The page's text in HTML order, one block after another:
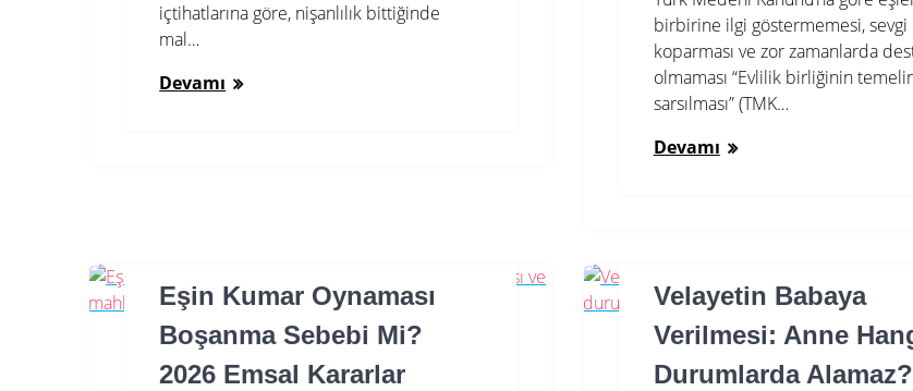
içtihatlarına göre, nişanlılık bittiğinde
mal…
Devamı
birbirine ilgi göstermemesi, sevgi
koparması ve zor zamanlarda
olmaması “Evlilik birliğinin
sarsılması” (TMK…
Devamı
Eşin Kumar Oynaması
Boşanma Sebebi Mi?
2026 Emsal Kararlar
Velayetin Babaya
Verilmesi: Anne
Durumlarda Alamaz?